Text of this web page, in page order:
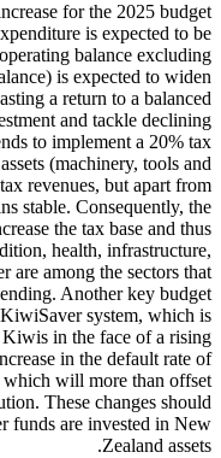
for the 2025 budget
is expected to be
balance excluding
is expected to widen
a return to a balanced
and tackle declining
to implement a 20% tax
(machinery, tools and
revenues, but apart from
stable. Consequently, the
the tax base and thus
health, infrastructure,
are among the sectors that
Another key budget
system, which is
Kiwis in the face of a rising
in the default rate of
will more than offset
These changes should
funds are invested in New
Zealand assets.